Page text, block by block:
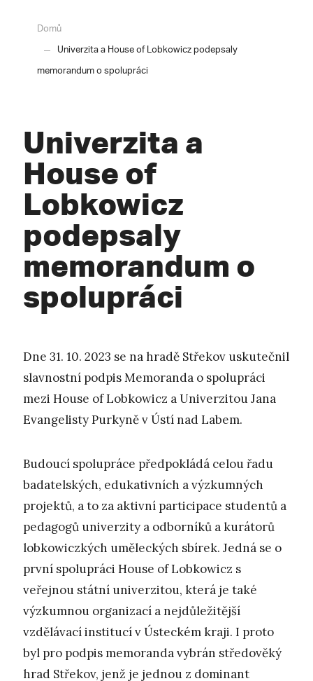
Domů
Univerzita a House of Lobkowicz podepsaly
memorandum o spolupráci
Univerzita a
House of
Lobkowicz
podepsaly
memorandum o
spolupráci
Dne 31. 10. 2023 se na hradě Střekov uskutečnil
slavnostní podpis Memoranda o spolupráci
mezi House of Lobkowicz a Univerzitou Jana
Evangelisty Purkyně v Ústí nad Labem.
Budoucí spolupráce předpokládá celou řadu
badatelských, edukativních a výzkumných
projektů, a to za aktivní participace studentů a
pedagogů univerzity a odborníků a kurátorů
lobkowiczkých uměleckých sbírek. Jedná se o
první spolupráci House of Lobkowicz s
veřejnou státní univerzitou, která je také
výzkumnou organizací a nejdůležitější
vzdělávací institucí v Ústeckém kraji. I proto
byl pro podpis memoranda vybrán středověký
hrad Střekov, jenž je jednou z dominant